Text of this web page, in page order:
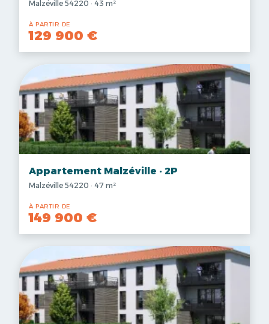
Malzéville 54220 · 43 m²
À PARTIR DE
129 900 €
Appartement Malzéville · 2P
Malzéville 54220 · 47 m²
À PARTIR DE
149 900 €